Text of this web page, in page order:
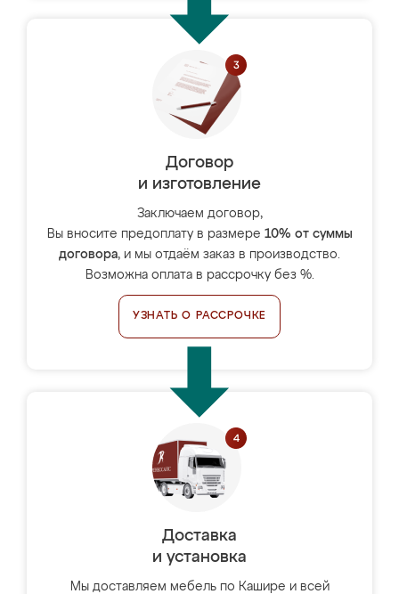
Договор
и изготовление
Заключаем договор,
Вы вносите предоплату в размере 10% от суммы
договора, и мы отдаём заказ в производство.
Возможна оплата в рассрочку без %.
УЗНАТЬ О РАССРОЧКЕ
Доставка
и установка
Мы доставляем мебель по Кашире и всей